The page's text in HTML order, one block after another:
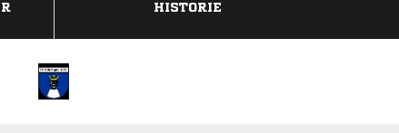
HISTORIE